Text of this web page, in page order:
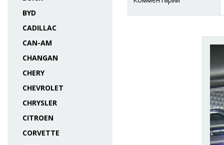
BYD
CADILLAC
CAN-AM
CHANGAN
CHERY
CHEVROLET
CHRYSLER
CITROEN
CORVETTE